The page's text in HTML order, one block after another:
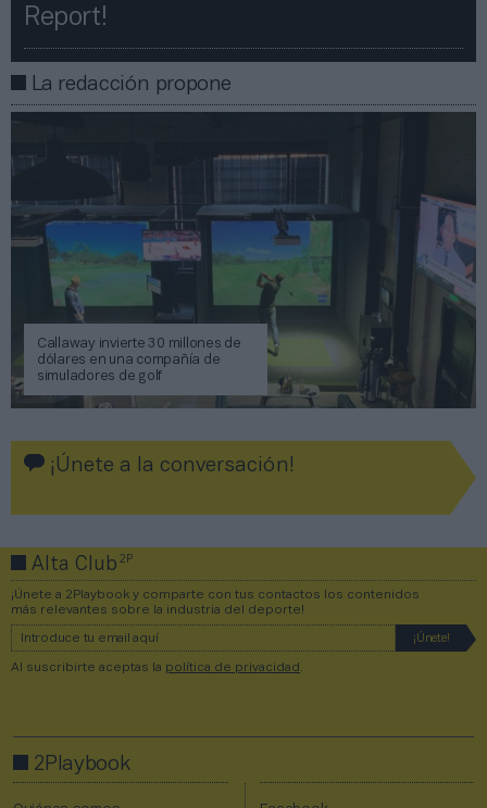
Report!​​
La redacción propone
Callaway invierte 30 millones de
dólares en una compañía de
simuladores de golf
¡Únete a la conversación!
Alta Club2P
¡Únete a 2Playbook y comparte con tus contactos los contenidos
más relevantes sobre la industria del deporte!
Al suscribirte aceptas la política de privacidad
2Playbook